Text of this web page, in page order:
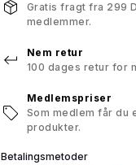
Gratis fragt fra 299
medlemmer.
Nem retur
100 dages retur for
Medlemspriser
Som medlem får du
produkter.
Betalingsmetoder